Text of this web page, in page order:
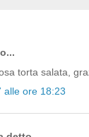
torta salata,
alle ore 18:23